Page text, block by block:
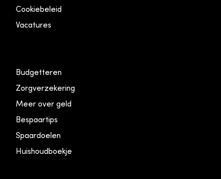
Cookiebeleid
Vacatures
Budgetteren
Zorgverzekering
Meer over geld
Bespaartips
Spaardoelen
Huishoudboekje